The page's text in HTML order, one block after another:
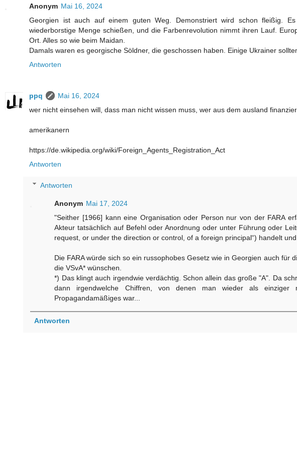
Anonym Mai 16, 2024
Georgien ist auch auf einem guten Weg. Demonstriert wird schon fleißig.
wiederborstige Menge schießen, und die Farbenrevolution nimmt ihren Lauf.
Ort. Alles so wie beim Maidan.
Damals waren es georgische Söldner, die geschossen haben. Einige Ukrainer
Antworten
ppq
Mai 16, 2024
wer nicht einsehen will, dass man nicht wissen muss, wer aus dem ausland
amerikanern
https://de.wikipedia.org/wiki/Foreign_Agents_Registration_Act
Antworten
Antworten
Anonym Mai 17, 2024
"Seither [1966] kann eine Organisation oder Person nur von der FARA
Akteur tatsächlich auf Befehl oder Anordnung oder unter Führung oder
request, or under the direction or control, of a foreign principal“) handelt
Die FARA würde sich so ein russophobes Gesetz wie in Georgien auch für
die VSvA* wünschen.
*) Das klingt auch irgendwie verdächtig. Schon allein das große "A". Da
dann irgendwelche Chiffren, von denen man wieder als einziger
Propagandamäßiges war...
Antworten